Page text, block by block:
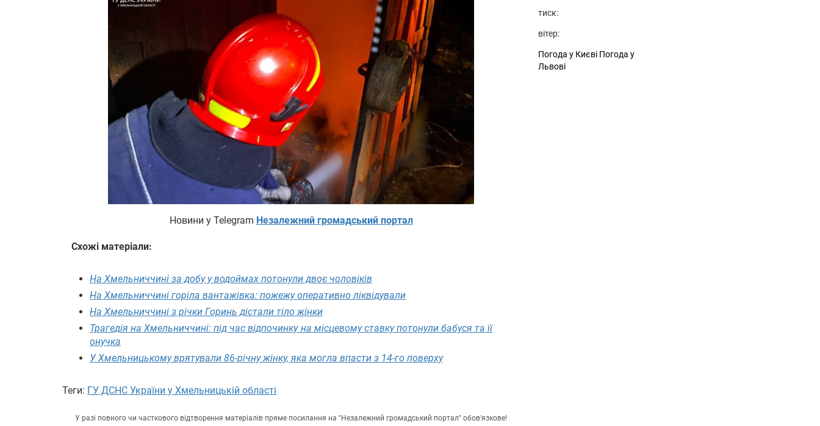
Новини у Telegram Незалежний громадський портал
Схожі матеріали:
На Хмельниччині за добу у водоймах потонули двоє чоловіків
На Хмельниччині горіла вантажівка: пожежу оперативно ліквідували
На Хмельниччині з річки Горинь дістали тіло жінки
Трагедія на Хмельниччині: під час відпочинку на місцевому ставку потонули бабуся та її
онучка
У Хмельницькому врятували 86-річну жінку, яка могла впасти з 14-го поверху
Теги: ГУ ДСНС України у Хмельницькій області
У разі повного чи часткового відтворення матеріалів пряме посилання на "Незалежний громадський портал" обов'язкове!
тиск:
вітер:
Погода у Києві Погода у
Львові